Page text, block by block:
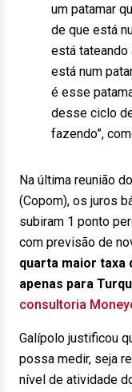
um patamar
de que está
está tateando
está num
é esse
desse ciclo
fazendo”,
Na última reunião
(Copom), os juros
subiram 1 ponto
com previsão de
quarta maior taxa
apenas para
consultoria
Galípolo justificou
possa medir, seja
nível de atividade